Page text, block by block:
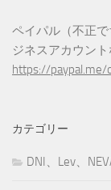
ペイパル（不正
ジネスアカウン
https://paypal.me/
カテゴリー
DNI、Lev、